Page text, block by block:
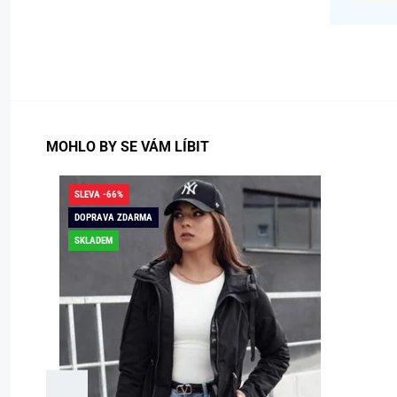
MOHLO BY SE VÁM LÍBIT
SLEVA -66%
DOPRAVA ZDARMA
SKLADEM